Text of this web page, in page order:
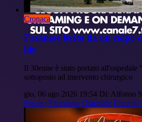
Cronaca
Fasanese ferito da un colpo
lite
Il 30enne è stato portato
sottoposto ad intervento chirurgico
gio, 06 ago 2026 19:54 Di: Alfonso
Fasano Ferimento Ospedale